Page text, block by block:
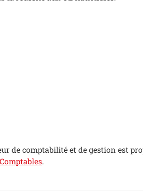
de comptabilité et de gestion est
.